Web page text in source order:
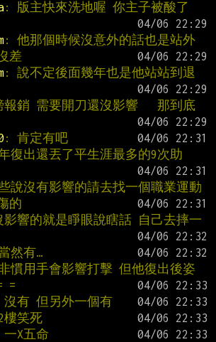
: 版主快來洗地喔 你主子被酸了
: 他那個時候沒意外的話也是站外
差
: 說不定後面幾年也是他站站到退
報銷 需要開刀還沒影響   那到底
: 肯定有吧
復出還丟了平生涯最多的9次助
說沒有影響的請去找一個職業運動
的
響的就是睜眼說瞎話 自己去摔一
然有…
慣用手會影響打擊 但他復出後姿
=
有 但另外一個有
笑死
X五命